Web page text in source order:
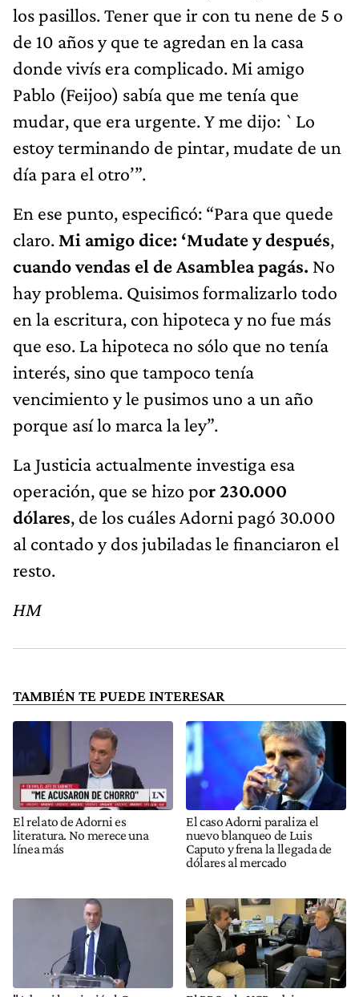
los pasillos. Tener que ir con tu nene de 5 o
de 10 años y que te agredan en la casa
donde vivís era complicado. Mi amigo
Pablo (Feijoo) sabía que me tenía que
mudar, que era urgente. Y me dijo: `Lo
estoy terminando de pintar, mudate de un
día para el otro’”.
En ese punto, especificó: “Para que quede
claro. Mi amigo dice: ‘Mudate y después,
cuando vendas el de Asamblea pagás. No
hay problema. Quisimos formalizarlo todo
en la escritura, con hipoteca y no fue más
que eso. La hipoteca no sólo que no tenía
interés, sino que tampoco tenía
vencimiento y le pusimos uno a un año
porque así lo marca la ley”.
La Justicia actualmente investiga esa
operación, que se hizo por 230.000
dólares, de los cuáles Adorni pagó 30.000
al contado y dos jubiladas le financiaron el
resto.
HM
TAMBIÉN TE PUEDE INTERESAR
El relato de Adorni es
literatura. No merece una
línea más
El caso Adorni paraliza el
nuevo blanqueo de Luis
Caputo y frena la llegada de
dólares al mercado